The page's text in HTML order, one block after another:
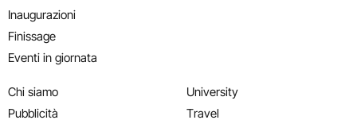
Inaugurazioni
Finissage
Eventi in giornata
Chi siamo
Pubblicità
University
Travel